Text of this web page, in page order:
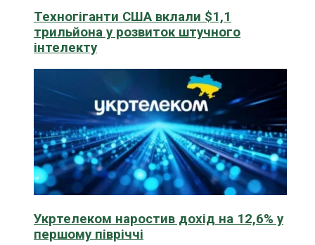
Техногіганти США вклали $1,1
трильйона у розвиток штучного
інтелекту
Укртелеком наростив дохід на 12,6% у
першому півріччі